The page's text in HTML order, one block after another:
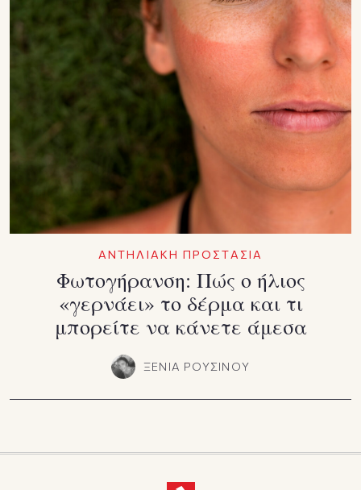
ΑΝΤΗΛΙΑΚΗ ΠΡΟΣΤΑΣΙΑ
Φωτογήρανση: Πώς ο ήλιος
«γερνάει» το δέρμα και τι
μπορείτε να κάνετε άμεσα
ΞΕΝΙΑ ΡΟΥΣΙΝΟΥ